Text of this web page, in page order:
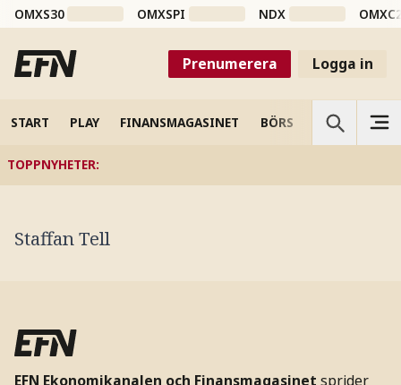
OMXS30 OMXSPI NDX
Prenumerera Logga in
START PLAY FINANSMAGASINET BÖRS VETENSKAP
TOPPNYHETER:
Staffan Tell
EFN Ekonomikanalen och Finansmagasinet sprider